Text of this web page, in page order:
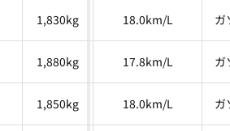
1,830kg 18.0km/L ガ
1,880kg 17.8km/L ガ
1,850kg 18.0km/L ガ